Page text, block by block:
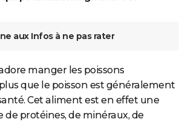
aux Infos à ne pas rater
manger les poissons
que le poisson est généralement
Cet aliment est en effet une
de protéines, de minéraux, de